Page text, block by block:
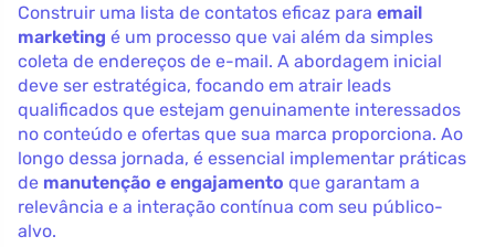
Construir uma lista de contatos eficaz para email
marketing é um processo que vai além da simples
coleta de endereços de e-mail. A abordagem inicial
deve ser estratégica, focando em atrair leads
qualificados que estejam genuinamente interessados
no conteúdo e ofertas que sua marca proporciona. Ao
longo dessa jornada, é essencial implementar práticas
de manutenção e engajamento que garantam a
relevância e a interação contínua com seu público-
alvo.